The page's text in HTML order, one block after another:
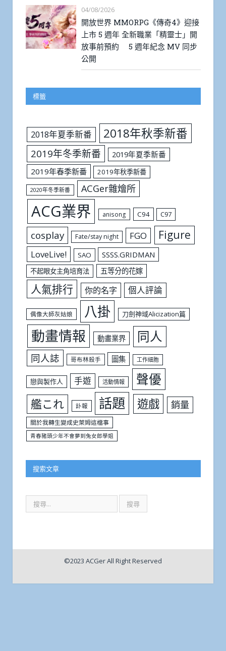
04/08/2026
開放世界 MMORPG《傳奇4》迎接
上市 5 週年 全新職業「精靈士」開
放事前預約 5 週年紀念 MV 同步
公開
標籤
2018年夏季新番 2018年秋季新番
2019年冬季新番
2019年夏季新番
2019年春季新番
2019年秋季新番
2020年冬季新番 ACGer雜燴所
ACG業界 anisong C94 C97
cosplay Fate/stay night FGO Figure
LoveLive! SAO SSSS.GRIDMAN
不起眼女主角培育法 五等分的花嫁
人氣排行 你的名字 個人評論
偶像大師灰姑娘 八掛 刀劍神域Alicization篇
動畫情報 動畫業界 同人
同人誌 哥布林殺手 圖集 工作細胞
戀與製作人 手遊 活動情報 聲優
艦これ 訃報 話題 遊戲 銷量
關於我轉生變成史萊姆這檔事
青春豬頭少年不會夢到兔女郎學姐
搜索文章
©2023 ACGer All Right Reserved